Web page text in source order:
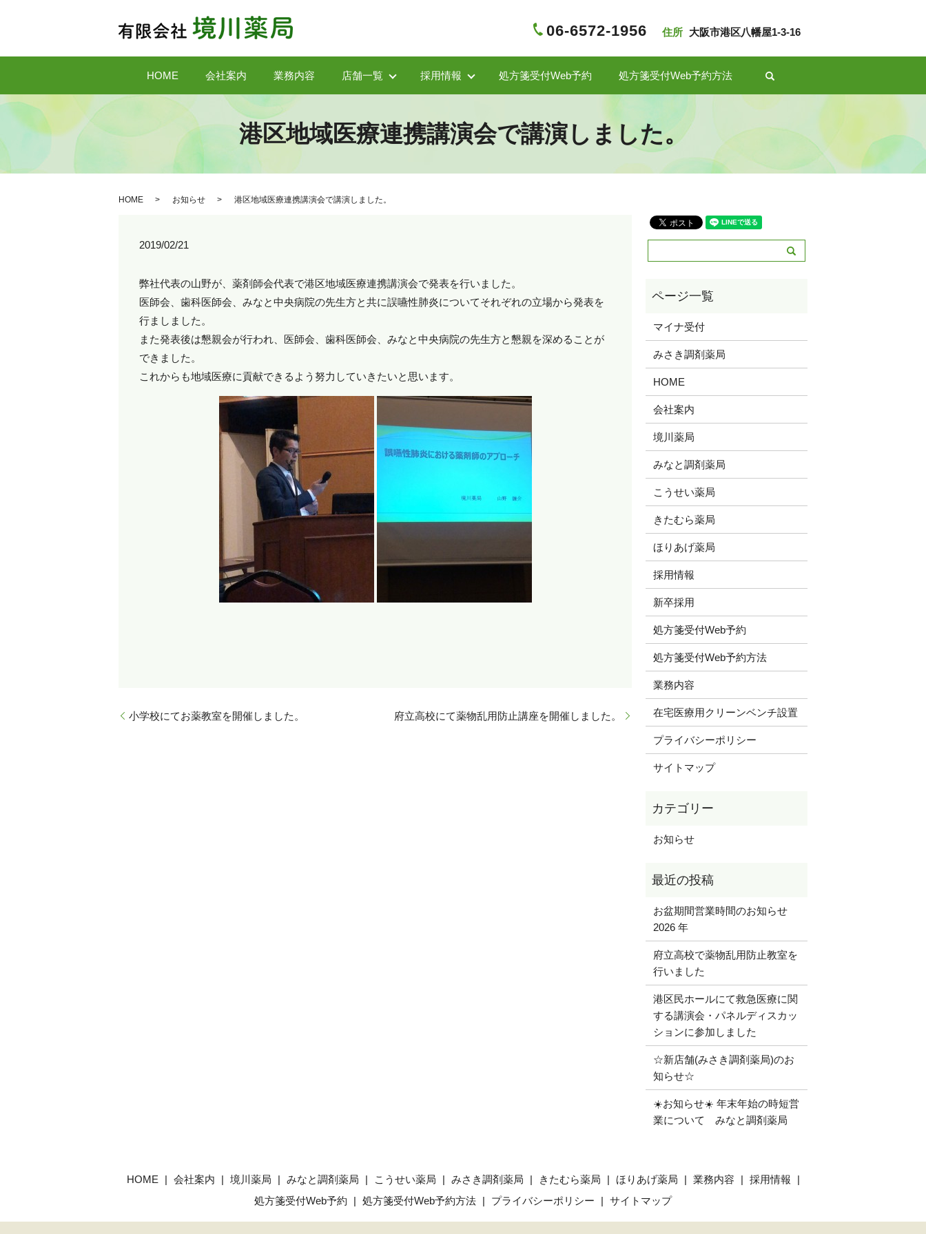
06-6572-1956 住所 大阪市港区八幡屋1-3-16
HOME 会社案内 業務内容 店舗一覧 採用情報 処方箋受付Web予約 処方箋受付Web予約方法
港区地域医療連携講演会で講演しました。
HOME お知らせ 港区地域医療連携講演会で講演しました。
2019/02/21
弊社代表の山野が、薬剤師会代表で港区地域医療連携講演会で発表を行いました。
医師会、歯科医師会、みなと中央病院の先生方と共に誤嚥性肺炎についてそれぞれの立場から発表を
行ましました。
また発表後は懇親会が行われ、医師会、歯科医師会、みなと中央病院の先生方と懇親を深めることが
できました。
これからも地域医療に貢献できるよう努力していきたいと思います。
小学校にてお薬教室を開催しました。 府立高校にて薬物乱用防止講座を開催しました。
マイナ受付
みさき調剤薬局
HOME
会社案内
境川薬局
みなと調剤薬局
こうせい薬局
きたむら薬局
ほりあげ薬局
採用情報
新卒採用
処方箋受付Web予約
処方箋受付Web予約方法
業務内容
在宅医療用クリーンベンチ設置
プライバシーポリシー
サイトマップ
お知らせ
お盆期間営業時間のお知らせ
2026 年
府立高校で薬物乱用防止教室を
行いました
港区民ホールにて救急医療に関
する講演会・パネルディスカッ
ションに参加しました
☆新店舗(みさき調剤薬局)のお
知らせ☆
☀️お知らせ☀️ 年末年始の時短営
業について みなと調剤薬局
HOME 会社案内 境川薬局 みなと調剤薬局 こうせい薬局 みさき調剤薬局 きたむら薬局 ほりあげ薬局 業務内容
採用情報
処方箋受付Web予約
処方箋受付Web予約方法 プライバシーポリシー サイトマップ